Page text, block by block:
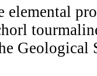
elemental
Geological